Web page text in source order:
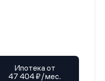
Ипотека от
47 404 ₽/мес.